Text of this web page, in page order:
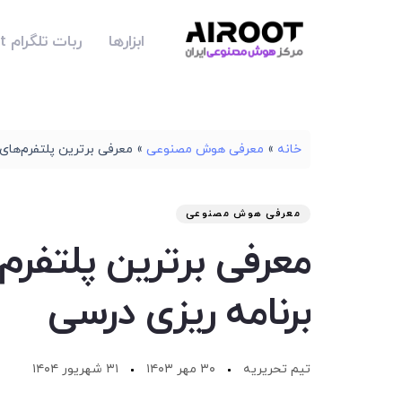
ابزارها ربات تلگرام Airoot
خانه » معرفی هوش مصنوعی » معرفی برترین
معرفی هوش مصنوعی
معرفی برترین
برنامه ریزی درسی
تیم تحریریه ۳۰ مهر ۱۴۰۳ ۳۱ شهریور ۱۴۰۴